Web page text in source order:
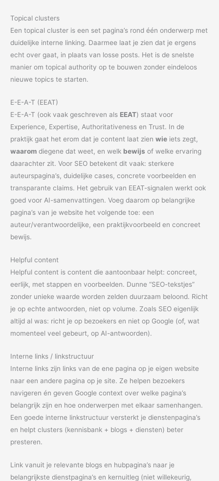
Topical clusters
Een topical cluster is een set pagina’s rond één onderwerp met
duidelijke interne linking. Daarmee laat je zien dat je ergens
echt over gaat, in plaats van losse posts. Het is de snelste
manier om topical authority op te bouwen zonder eindeloos
nieuwe topics te starten.
E-E-A-T (EEAT)
E-E-A-T (ook vaak geschreven als EEAT) staat voor
Experience, Expertise, Authoritativeness en Trust. In de
praktijk gaat het erom dat je content laat zienwie iets zegt,
waarom diegene dat weet, en welk bewijs of welke ervaring
daarachter zit. Voor SEO betekent dit vaak: sterkere
auteurspagina’s, duidelijke cases, concrete voorbeelden en
transparante claims. Het gebruik van EEAT-signalen werkt ook
goed voor AI-samenvattingen. Voeg daarom op belangrijke
pagina’s van je website het volgende toe: een
auteur/verantwoordelijke, een praktijkvoorbeeld en concreet
bewijs.
Helpful content
Helpful content is content die aantoonbaar helpt: concreet,
eerlijk, met stappen en voorbeelden. Dunne “SEO-tekstjes”
zonder unieke waarde worden zelden duurzaam beloond. Richt
je op echte antwoorden, niet op volume. Zoals SEO eigenlijk
altijd al was: richt je op bezoekers en niet op Google (of, wat
momenteel veel gebeurt, op AI-antwoorden).
Interne links / linkstructuur
Interne links zijn links van de ene pagina op je eigen website
naar een andere pagina op je site. Ze helpen bezoekers
navigeren én geven Google context over welke pagina’s
belangrijk zijn en hoe onderwerpen met elkaar samenhangen.
Een goede interne linkstructuur versterkt je dienstenpagina’s
en helpt clusters (kennisbank + blogs + diensten) beter
presteren.
Link vanuit je relevante blogs en hubpagina’s naar je
belangrijkste dienstpagina’s en kernuitleg (niet willekeurig,